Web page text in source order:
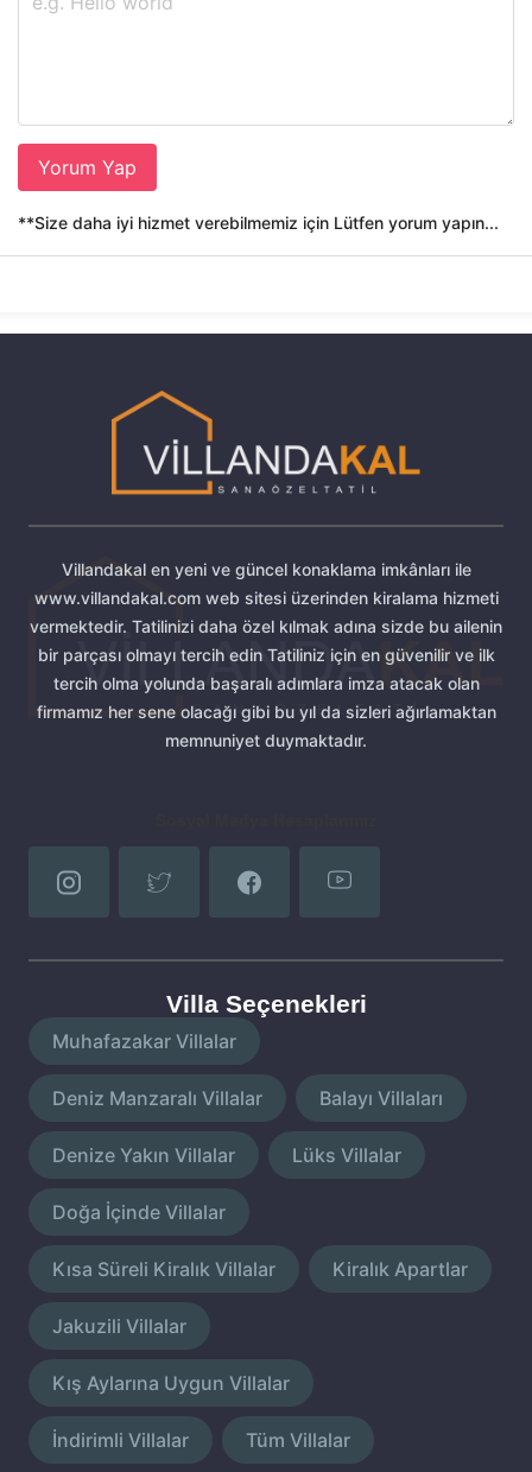
Yorum Yap
**Size daha iyi hizmet verebilmemiz için Lütfen yorum yapın...
Villandakal en yeni ve güncel konaklama imkânları ile
www.villandakal.com web sitesi üzerinden kiralama hizmeti
vermektedir. Tatilinizi daha özel kılmak adına sizde bu ailenin
bir parçası olmayı tercih edin Tatiliniz için en güvenilir ve ilk
tercih olma yolunda başaralı adımlara imza atacak olan
firmamız her sene olacağı gibi bu yıl da sizleri ağırlamaktan
memnuniyet duymaktadır.
Villa Seçenekleri
Muhafazakar Villalar
Deniz Manzaralı Villalar Balayı Villaları
Denize Yakın Villalar Lüks Villalar
Doğa İçinde Villalar
Kısa Süreli Kiralık Villalar Kiralık Apartlar
Jakuzili Villalar
Kış Aylarına Uygun Villalar
İndirimli Villalar Tüm Villalar